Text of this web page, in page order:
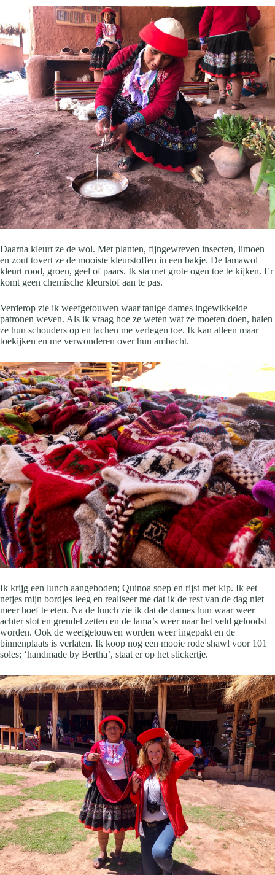
Daarna kleurt ze de wol. Met planten, fijngewreven insecten, limoen
en zout tovert ze de mooiste kleurstoffen in een bakje. De lamawol
kleurt rood, groen, geel of paars. Ik sta met grote ogen toe te kijken. Er
komt geen chemische kleurstof aan te pas.
Verderop zie ik weefgetouwen waar tanige dames ingewikkelde
patronen weven. Als ik vraag hoe ze weten wat ze moeten doen, halen
ze hun schouders op en lachen me verlegen toe. Ik kan alleen maar
toekijken en me verwonderen over hun ambacht.
Ik krijg een lunch aangeboden; Quinoa soep en rijst met kip. Ik eet
netjes mijn bordjes leeg en realiseer me dat ik de rest van de dag niet
meer hoef te eten. Na de lunch zie ik dat de dames hun waar weer
achter slot en grendel zetten en de lama’s weer naar het veld geloodst
worden. Ook de weefgetouwen worden weer ingepakt en de
binnenplaats is verlaten. Ik koop nog een mooie rode shawl voor 101
soles; ‘handmade by Bertha’, staat er op het stickertje.